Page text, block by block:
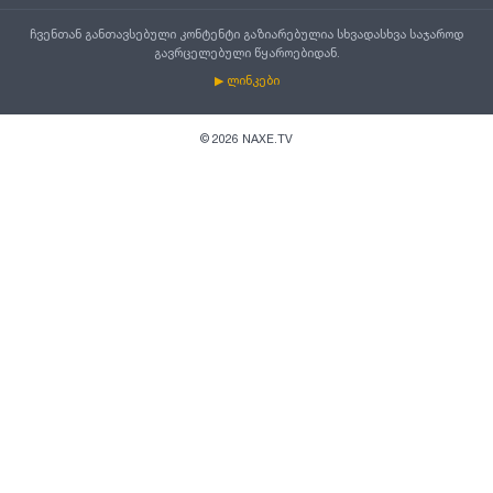
ჩვენთან განთავსებული კონტენტი გაზიარებულია სხვადასხვა საჯაროდ
გავრცელებული წყაროებიდან.
▶ ლინკები
© 2026 NAXE.TV